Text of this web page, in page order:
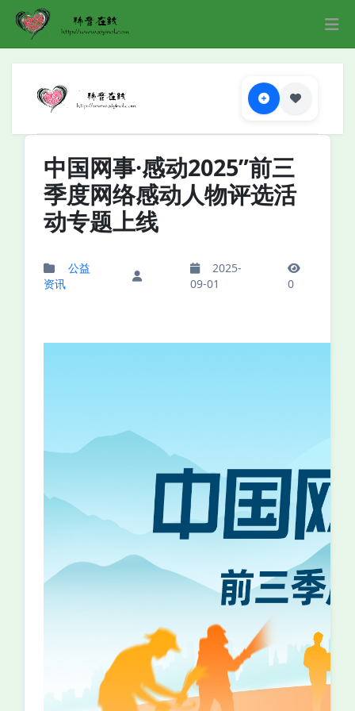
中国网事·感动2025”前三
季度网络感动人物评选活
动专题上线
公益
资讯
2025-
09-01
0